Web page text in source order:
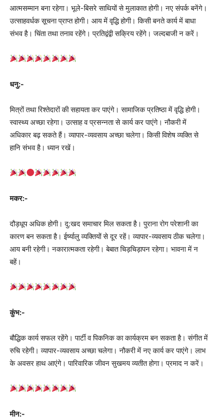
आत्मसम्मान बना रहेगा। भूले-बिसरे साथियों से मुलाकात होगी। नए संपर्क बनेंगे।
उत्साहवर्धक सूचना प्राप्त होगी। आय में वृद्धि होगी। किसी बनते कार्य में बाधा
संभव है। चिंता तथा तनाव रहेंगे। प्रतिद्वंद्वी सक्रिय रहेंगे। जल्दबाजी न करें।
धनु:-
मित्रों तथा रिश्तेदारों की सहायता कर पाएंगे। सामाजिक प्रतिष्ठा में वृद्धि होगी।
स्वास्थ्य अच्‍छा रहेगा। उत्साह व प्रसन्नता से कार्य कर पाएंगे। नौकरी में
अधिकार बढ़ सकते हैं। व्यापार-व्यवसाय अच्छा चलेगा। किसी विशेष व्यक्ति से
हानि संभव है। ध्यान रखें।
मकर:-
दौड़धूप अधिक होगी। दु:खद समाचार मिल सकता है। पुराना रोग परेशानी का
कारण बन सकता है। ईर्ष्यालु व्यक्तियों से दूर रहें। व्यापार-व्यवसाय ठीक चलेगा।
आय बनी रहेगी। नकारात्मकता रहेगी। बेबात चिड़चिड़ापन रहेगा। भावना में न
बहें।
कुंभ:-
बौद्धिक कार्य सफल रहेंगे। पार्टी व पिकनिक का कार्यक्रम बन सकता है। संगीत में
रुचि रहेगी। व्यापार-व्यवसाय अच्‍छा चलेगा। नौकरी में नए कार्य कर पाएंगे। लाभ
के अवसर हाथ आएंगे। पारिवारिक जीवन सुखमय व्यतीत होगा। प्रमाद न करें।
मीन:-